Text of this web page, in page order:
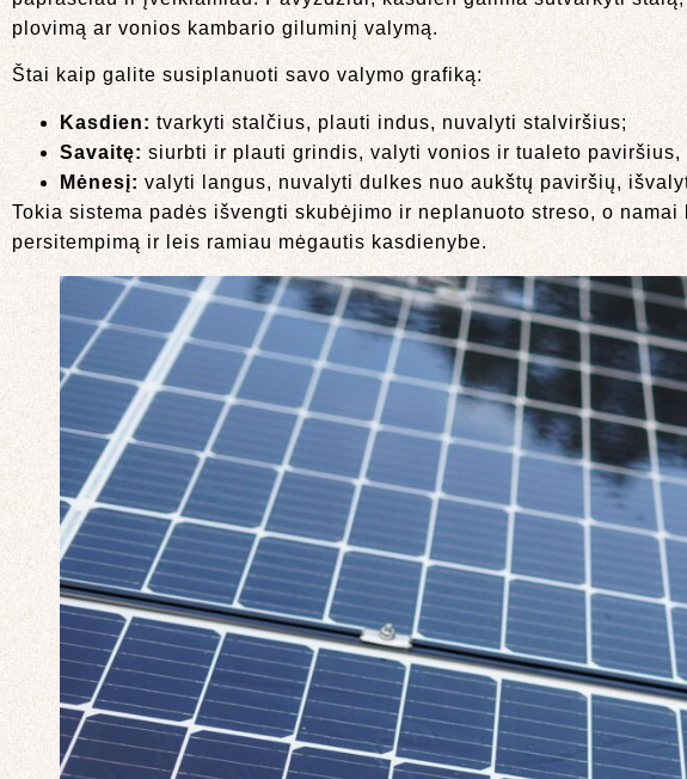
plovimą ar vonios kambario giluminį valymą.
Štai kaip galite susiplanuoti savo valymo grafiką:
Kasdien: tvarkyti stalčius, plauti indus, nuvalyti stalviršius;
Savaitę: siurbti ir plauti grindis, valyti vonios ir tualeto paviršius,
Mėnesį: valyti langus, nuvalyti dulkes nuo aukštų paviršių,
Tokia sistema padės išvengti skubėjimo ir neplanuoto streso, o
persitempimą ir leis ramiau mėgautis kasdienybe.